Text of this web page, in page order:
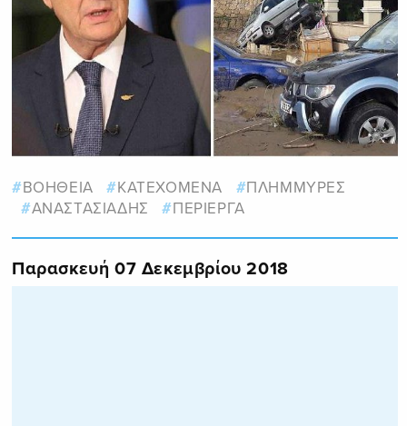
ΒΟΗΘΕΙΑ ΚΑΤΕΧΟΜΕΝΑ
ΠΛΗΜΜΥΡΕΣ
ΑΝΑΣΤΑΣΙΑΔΗΣ
ΠΕΡΙΕΡΓΑ
Παρασκευή 07 Δεκεμβρίου 2018